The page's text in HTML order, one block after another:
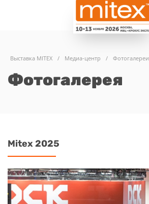
Выставка MITEX / Медиа-центр / Фотогалереи
Фотогалерея
Mitex 2025